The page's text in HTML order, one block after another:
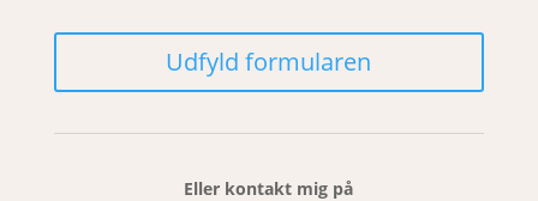
Udfyld formularen
Eller kontakt mig på